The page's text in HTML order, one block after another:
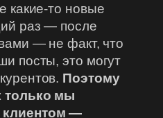
какие-то новые
раз — после
— не факт, что
посты, это могут
Поэтому
только мы
клиентом —